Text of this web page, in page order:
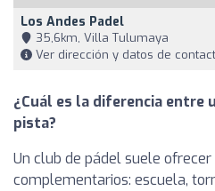
Los Andes Padel
35,6km, Villa Tulumaya
Ver dirección y datos de
¿Cuál es la diferencia entre
pista?
Un club de pádel suele
complementarios: escuela,